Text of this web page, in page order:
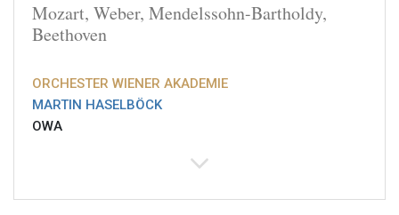
Mozart, Weber, Mendelssohn-Bartholdy,
Beethoven
ORCHESTER WIENER AKADEMIE
MARTIN HASELBÖCK
OWA